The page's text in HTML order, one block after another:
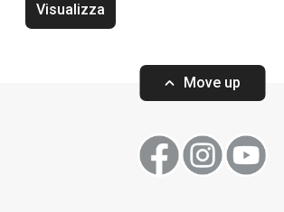
Visualizza
Move up